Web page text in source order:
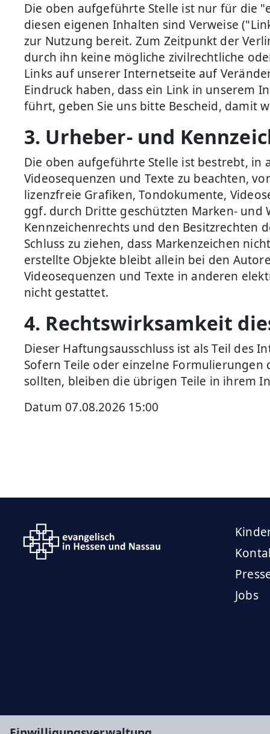
Die oben aufgeführte Stelle ist nur für die
diesen eigenen Inhalten sind Verweise
zur Nutzung bereit. Zum Zeitpunkt der
durch ihn keine mögliche zivilrechtliche
Links auf unserer Internetseite auf
Eindruck haben, dass ein Link in
führt, geben Sie uns bitte Bescheid, damit
3. Urheber- und
Die oben aufgeführte Stelle ist bestrebt,
Videosequenzen und Texte zu beachten,
lizenzfreie Grafiken, Tondokumente,
ggf. durch Dritte geschützten Marken-
Kennzeichenrechts und den
Schluss zu ziehen, dass Markenzeichen
erstellte Objekte bleibt allein bei den
Videosequenzen und Texte in anderen
nicht gestattet.
4. Rechtswirksamkeit
Dieser Haftungsausschluss ist als Teil des
Sofern Teile oder einzelne
sollten, bleiben die übrigen Teile in ihrem
Datum 07.08.2026 15:00
Jobs